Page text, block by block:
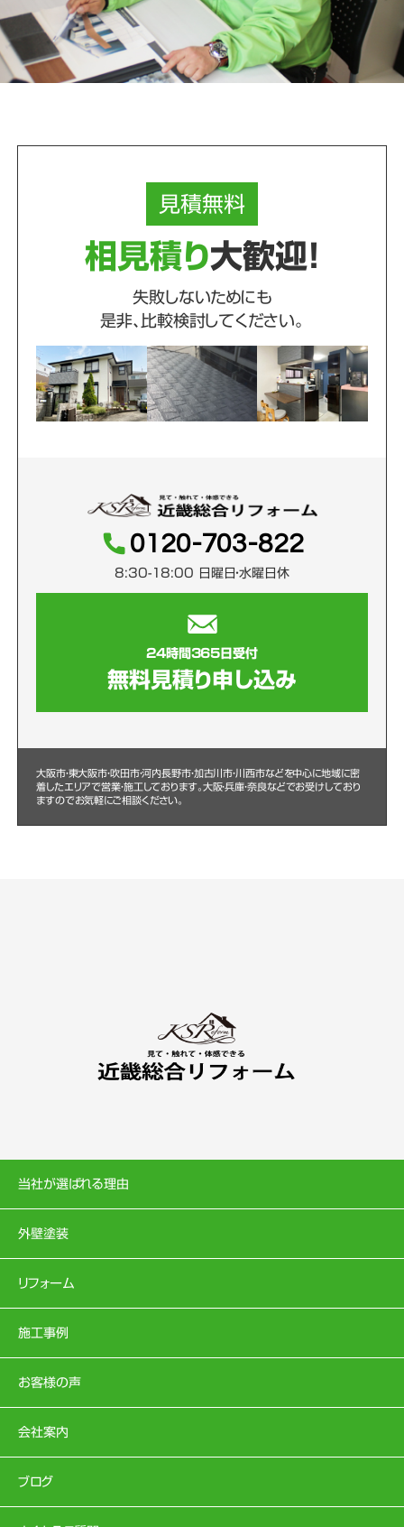
見積無料
相見積り大歓迎！
失敗しないためにも
是非、比較検討してください。
0120-703-822
8:30-18:00 日曜日・水曜日休
24時間365日受付
無料見積り申し込み
大阪市・東大阪市・吹田市・河内長野市・加古川市・川西市などを中心に地域に密
着したエリアで営業・施工しております。大阪・兵庫・奈良などでお受けしており
ますのでお気軽にご相談ください。
当社が選ばれる理由
外壁塗装
リフォーム
施工事例
お客様の声
会社案内
ブログ